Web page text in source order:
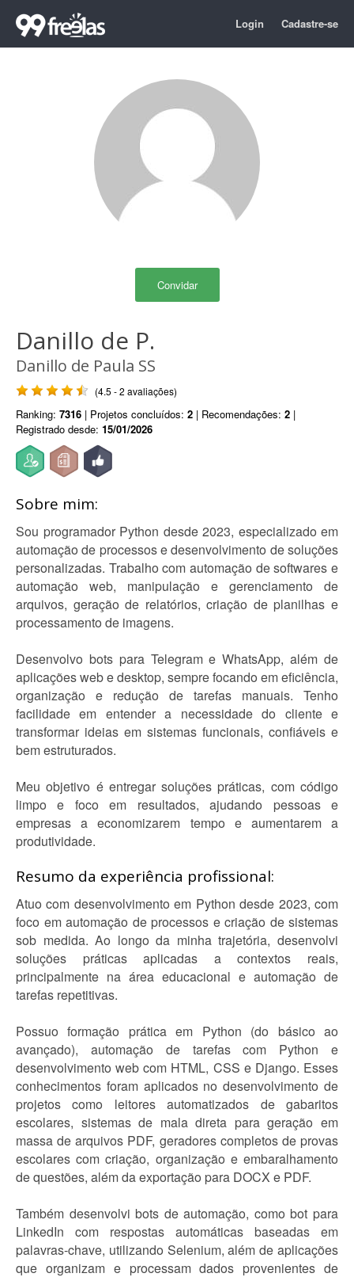
Login Cadastre-se
Convidar
Danillo de P.
Danillo de Paula SS
(4.5 - 2 avaliações)
Ranking: 7316 | Projetos concluídos: 2 | Recomendações: 2 |
Registrado desde: 15/01/2026
Sobre mim:
Sou programador Python desde 2023, especializado em
automação de processos e desenvolvimento de soluções
personalizadas. Trabalho com automação de softwares e
automação web, manipulação e gerenciamento de
arquivos, geração de relatórios, criação de planilhas e
processamento de imagens.
Desenvolvo bots para Telegram e WhatsApp, além de
aplicações web e desktop, sempre focando em eficiência,
organização e redução de tarefas manuais. Tenho
facilidade em entender a necessidade do cliente e
transformar ideias em sistemas funcionais, confiáveis e
bem estruturados.
Meu objetivo é entregar soluções práticas, com código
limpo e foco em resultados, ajudando pessoas e
empresas a economizarem tempo e aumentarem a
produtividade.
Resumo da experiência profissional:
Atuo com desenvolvimento em Python desde 2023, com
foco em automação de processos e criação de sistemas
sob medida. Ao longo da minha trajetória, desenvolvi
soluções práticas aplicadas a contextos reais,
principalmente na área educacional e automação de
tarefas repetitivas.
Possuo formação prática em Python (do básico ao
avançado), automação de tarefas com Python e
desenvolvimento web com HTML, CSS e Django. Esses
conhecimentos foram aplicados no desenvolvimento de
projetos como leitores automatizados de gabaritos
escolares, sistemas de mala direta para geração em
massa de arquivos PDF, geradores completos de provas
escolares com criação, organização e embaralhamento
de questões, além da exportação para DOCX e PDF.
Também desenvolvi bots de automação, como bot para
LinkedIn com respostas automáticas baseadas em
palavras-chave, utilizando Selenium, além de aplicações
que organizam e processam dados provenientes de